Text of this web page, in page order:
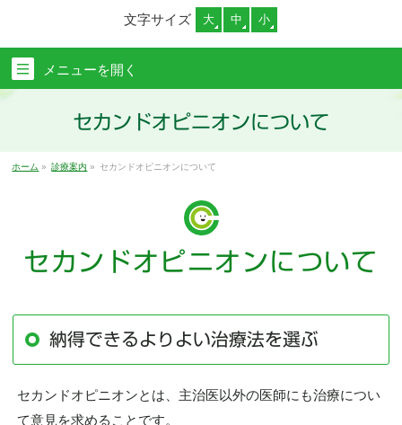
文字サイズ 大 中 小
メニューを開く
セカンドオピニオンについて
ホーム » 診療案内 » セカンドオピニオンについて
セカンドオピニオンについて
納得できるよりよい治療法を選ぶ
セカンドオピニオンとは、主治医以外の医師にも治療につい
て意見を求めることです。